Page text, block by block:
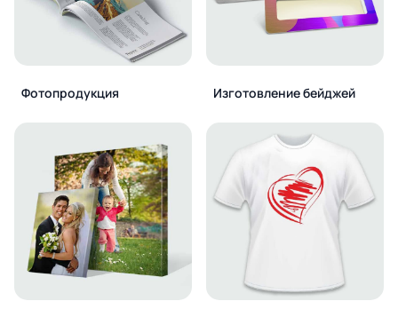
Фотопродукция Изготовление бейджей